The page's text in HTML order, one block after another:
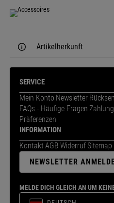
Artikelherkunft
SERVICE
Mein Konto Newsletter
FAQs - Häufige Fragen
Präferenzen
INFORMATION
Kontakt AGB Widerruf Sitemap
NEWSLETTER
MELDE DICH GLEICH AN UM